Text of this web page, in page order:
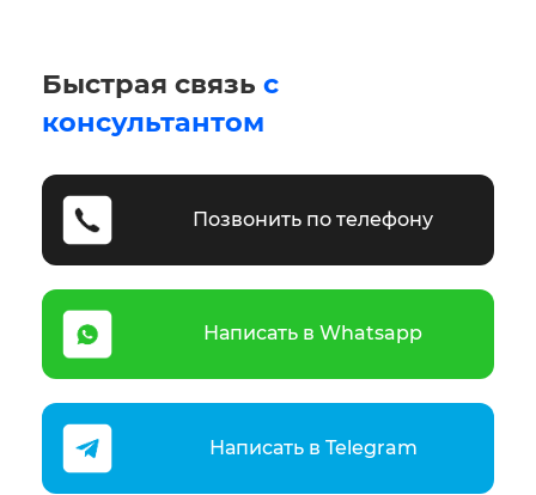
Быстрая связь с
консультантом
Позвонить по телефону
Написать в Whatsapp
Написать в Telegram